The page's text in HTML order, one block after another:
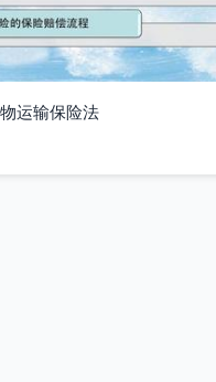
运输保险法